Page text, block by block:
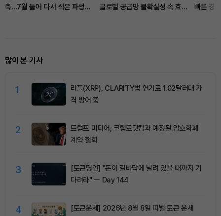
축…7월 들어 다시 식은 파생시
글로벌 공급망 불확실성 속 효율
빠른 경
많이 본 기사
1
리플(XRP), CLARITY법 연기로 1.02달러대 가
격 방어 중
2
트럼프 미디어, 크립토닷컴과 예정된 암호화폐
계약 철회
3
[토큰명언] "돈이 길바닥에 널려 있을 때까지 기
다려라" ㅡ Day 144
4 [토큰운세] 2026년 8월 8일 띠별 토큰 운세